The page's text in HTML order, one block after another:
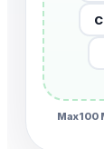
Max100